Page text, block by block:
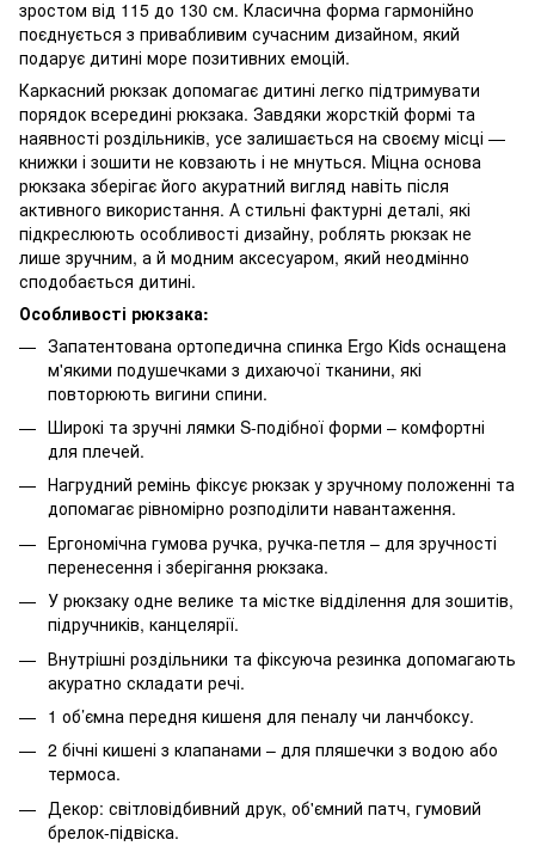
зростом від 115 до 130 см. Класична форма гармонійно
поєднується з привабливим сучасним дизайном, який
подарує дитині море позитивних емоцій.
Каркасний рюкзак допомагає дитині легко підтримувати
порядок всередині рюкзака. Завдяки жорсткій формі та
наявності роздільників, усе залишається на своєму місці —
книжки і зошити не ковзають і не мнуться. Міцна основа
рюкзака зберігає його акуратний вигляд навіть після
активного використання. А стильні фактурні деталі, які
підкреслюють особливості дизайну, роблять рюкзак не
лише зручним, а й модним аксесуаром, який неодмінно
сподобається дитині.
Особливості рюкзака:
Запатентована ортопедична спинка Ergo Kids оснащена
м'якими подушечками з дихаючої тканини, які
повторюють вигини спини.
Широкі та зручні лямки S-подібної форми – комфортні
для плечей.
Нагрудний ремінь фіксує рюкзак у зручному положенні та
допомагає рівномірно розподілити навантаження.
Ергономічна гумова ручка, ручка-петля – для зручності
перенесення і зберігання рюкзака.
У рюкзаку одне велике та містке відділення для зошитів,
підручників, канцелярії.
Внутрішні роздільники та фіксуюча резинка допомагають
акуратно складати речі.
1 об’ємна передня кишеня для пеналу чи ланчбоксу.
2 бічні кишені з клапанами – для пляшечки з водою або
термоса.
Декор: світловідбивний друк, об'ємний патч, гумовий
брелок-підвіска.